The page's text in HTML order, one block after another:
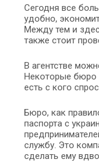
Сегодня все
удобно,
Между тем и
также стоит
В агентстве
Некоторые бюро
есть с кого
Бюро, как
паспорта с
службу. Это
сделать ему